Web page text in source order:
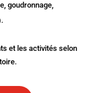
goudronnage,
et les activités selon